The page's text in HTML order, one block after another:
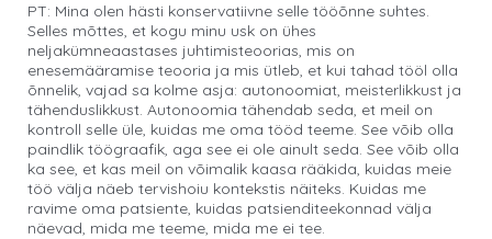
PT: Mina olen hästi konservatiivne selle tööõnne suhtes.
Selles mõttes, et kogu minu usk on ühes
neljakümneaastases juhtimisteoorias, mis on
enesemääramise teooria ja mis ütleb, et kui tahad tööl olla
õnnelik, vajad sa kolme asja: autonoomiat, meisterlikkust ja
tähenduslikkust. Autonoomia tähendab seda, et meil on
kontroll selle üle, kuidas me oma tööd teeme. See võib olla
paindlik töögraafik, aga see ei ole ainult seda. See võib olla
ka see, et kas meil on võimalik kaasa rääkida, kuidas meie
töö välja näeb tervishoiu kontekstis näiteks. Kuidas me
ravime oma patsiente, kuidas patsienditeekonnad välja
näevad, mida me teeme, mida me ei tee.